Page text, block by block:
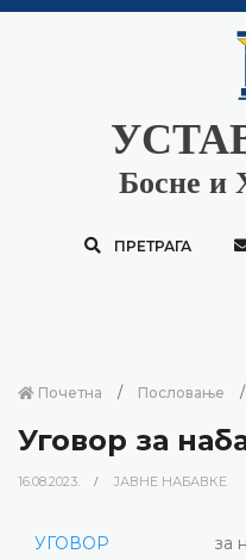
Босне и
ПРЕТРАГА
Почетна Пословање
Уговор за
16.08.2023. ЈАВНЕ НАБАВКЕ
УГОВОР за